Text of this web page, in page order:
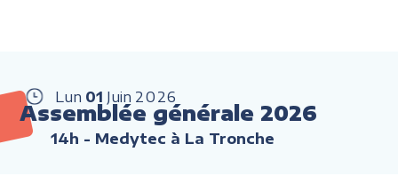
Lun 01 Juin 2026
Assemblée générale 2026
14h - Medytec à La Tronche